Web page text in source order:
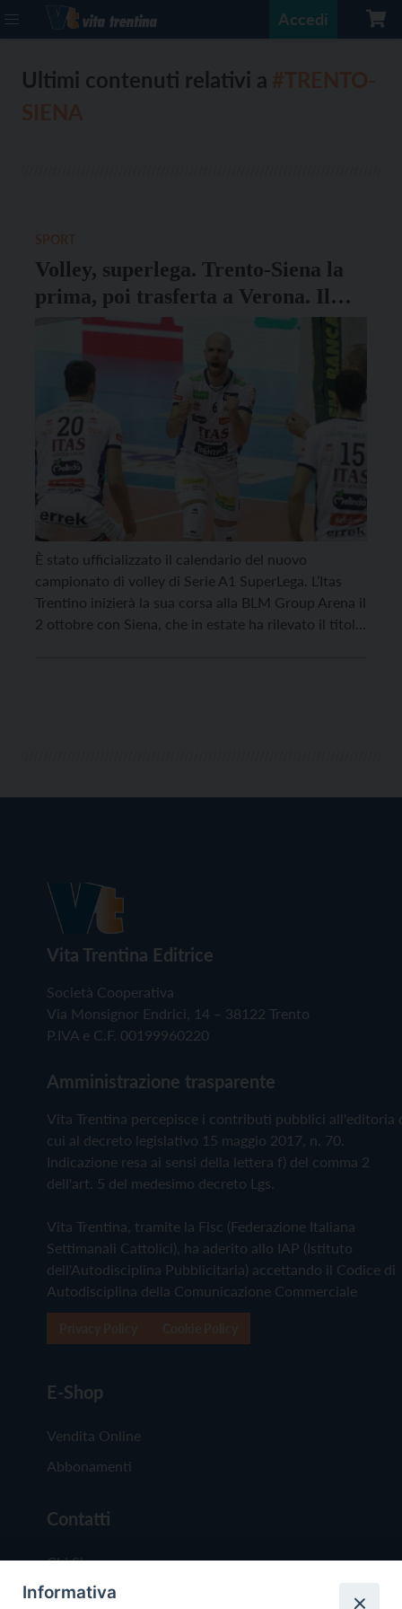
Accedi
Ultimi contenuti relativi a
Volley, superlega. Trento-Siena la
prima, poi trasferta a Verona. Il
calendario completo
È stato ufficializzato il calendario del nuovo
campionato di volley di Serie A1 SuperLega. L’Itas
Trentino inizierà la sua corsa alla BLM Group Arena il
2 ottobre con Siena, che in estate ha rilevato il titolo
Vita Trentina Editrice
Società Cooperativa
Via Monsignor Endrici, 14 – 38122 Trento
P.IVA e C.F. 00199960220
Amministrazione trasparente
Vita Trentina percepisce i contributi pubblici all'editoria
cui al decreto legislativo 15 maggio 2017, n. 70.
Indicazione resa ai sensi della lettera f) del comma 2
dell'art. 5 del medesimo decreto Lgs.
Vita Trentina, tramite la Fisc (Federazione Italiana
Settimanali Cattolici), ha aderito allo IAP (Istituto
dell'Autodisciplina Pubblicitaria) accettando il Codice di
Autodisciplina della Comunicazione Commerciale
E-Shop
Vendita Online
Abbonamenti
Contatti
Chi Siamo
Redazione
Informativa